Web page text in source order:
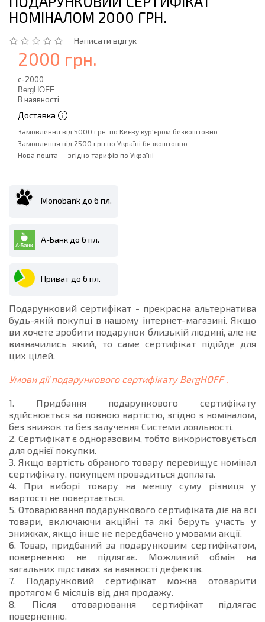
НОМІНАЛОМ 2000 ГРН.
Написати відгук
2000 грн.
c-2000
BergHOFF
В наявності
Доставка
Замовлення від 5000 грн. по Києву кур'єром безкоштовно
Замовлення від 2500 грн.по Україні безкоштовно
Нова пошта — згідно тарифів по Україні
Monobank до 6 пл.
А-Банк до 6 пл.
Приват до 6 пл.
Подарунковий сертифікат - прекрасна альтернатива
будь-якій покупці в нашому інтернет-магазині. Якщо
ви хочете зробити подарунок близькій людині, але не
визначились який, то саме сертифікат підійде для
цих цілей.
Умови дії подарункового сертифікату BergHOFF .
1. Придбання подарункового сертифікату
здійснюється за повною вартістю, згідно з номіналом,
без знижок та без залучення Системи лояльності.
2. Сертифікат є одноразовим, тобто використовується
для однієї покупки.
3. Якщо вартість обраного товару перевищує номінал
сертифікату, покупцем провадиться доплата.
4. При виборі товару на меншу суму різниця у
вартості не повертається.
5. Отоварювання подарункового сертифіката діє на всі
товари, включаючи акційні та які беруть участь у
знижках, якщо інше не передбачено умовами акції.
6. Товар, придбаний за подарунковим сертифікатом,
поверненню не підлягає. Можливий обмін на
загальних підставах за наявності дефектів.
7. Подарунковий сертифікат можна отоварити
протягом 6 місяців від дня продажу.
8. Після отоварювання сертифікат підлягає
поверненню.